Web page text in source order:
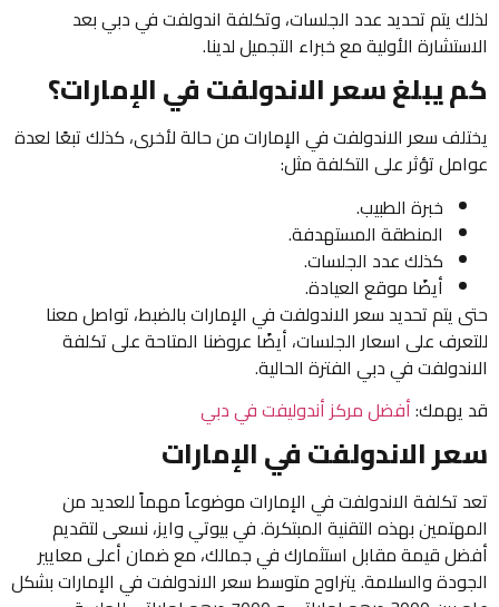
لذلك يتم تحديد عدد الجلسات، وتكلفة اندولفت في دبي بعد
الاستشارة الأولية مع خبراء التجميل لدينا.
كم يبلغ سعر الاندولفت في الإمارات؟
يختلف سعر الاندولفت في الإمارات من حالة لأخرى، كذلك تبعًا لعدة
عوامل تؤثر على التكلفة مثل:
خبرة الطبيب.
المنطقة المستهدفة.
كذلك عدد الجلسات.
أيضًا موقع العيادة.
حتى يتم تحديد سعر الاندولفت في الإمارات بالضبط، تواصل معنا
للتعرف على اسعار الجلسات، أيضًا عروضنا المتاحة على تكلفة
الاندولفت في دبي الفترة الحالية.
قد يهمك:أفضل مركز أندوليفت في دبي
سعر الاندولفت في الإمارات
تعد تكلفة الاندولفت في الإمارات موضوعاً مهماً للعديد من
المهتمين بهذه التقنية المبتكرة. في بيوتي وايز، نسعى لتقديم
أفضل قيمة مقابل استثمارك في جمالك، مع ضمان أعلى معايير
الجودة والسلامة. يتراوح متوسط سعر الاندولفت في الإمارات بشكل